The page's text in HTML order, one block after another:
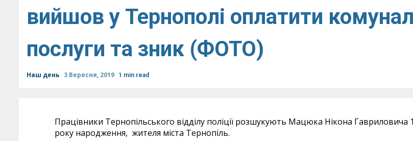
вийшов у Тернополі оплатити
послуги та зник (ФОТО)
Наш день 3 Вересня, 2019 1 min read
Працівники Тернопільського відділу поліції розшукують Мацюка Нікона Гавриловича
року народження, жителя міста Тернопіль.